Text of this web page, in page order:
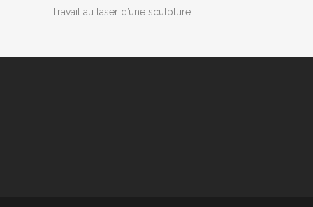
Travail au laser d’une sculpture.